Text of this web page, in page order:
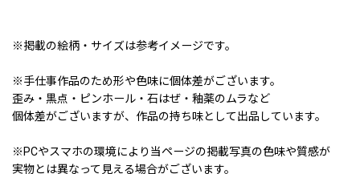
※掲載の絵柄・サイズは参考イメージです。
※手仕事作品のため形や色味に個体差がございます。
歪み・黒点・ピンホール・石はぜ・釉薬のムラなど
個体差がございますが、作品の持ち味として出品しています。
※PCやスマホの環境により当ページの掲載写真の色味や質感が
実物とは異なって見える場合がございます。